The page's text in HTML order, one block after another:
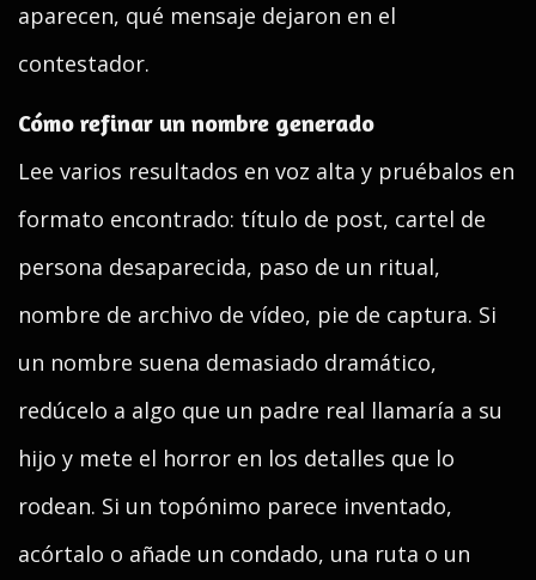
aparecen, qué mensaje dejaron en el
contestador.
Cómo refinar un nombre generado
Lee varios resultados en voz alta y pruébalos en
formato encontrado: título de post, cartel de
persona desaparecida, paso de un ritual,
nombre de archivo de vídeo, pie de captura. Si
un nombre suena demasiado dramático,
redúcelo a algo que un padre real llamaría a su
hijo y mete el horror en los detalles que lo
rodean. Si un topónimo parece inventado,
acórtalo o añade un condado, una ruta o un